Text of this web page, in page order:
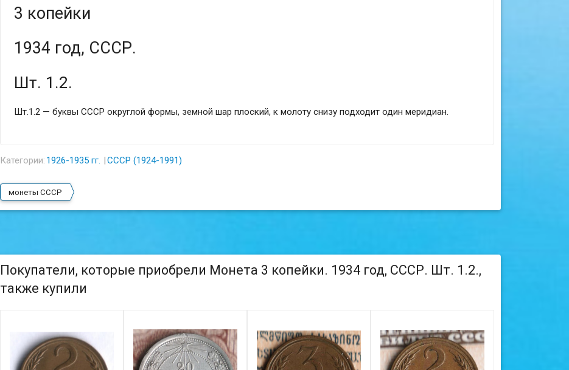
3 копейки
1934 год, СССР.
Шт. 1.2.
Шт.1.2 — буквы СССР округлой формы, земной шар плоский, к молоту снизу подходит один меридиан.
Категории: 1926-1935 гг. СССР (1924-1991)
монеты СССР
Покупатели, которые приобрели Монета 3 копейки. 1934 год, СССР. Шт. 1.2.,
также купили